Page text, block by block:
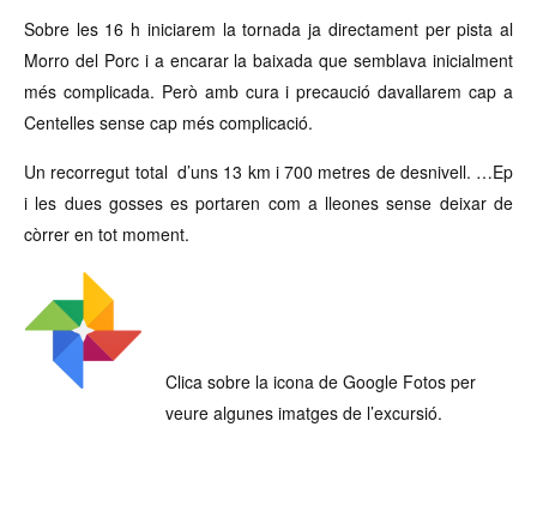
Sobre les 16 h iniciarem la tornada ja directament per pista al
Morro del Porc i a encarar la baixada que semblava inicialment
més complicada. Però amb cura i precaució davallarem cap a
Centelles sense cap més complicació.
Un recorregut total d’uns 13 km i 700 metres de desnivell. …Ep
i les dues gosses es portaren com a lleones sense deixar de
còrrer en tot moment.
Clica sobre la icona de Google Fotos per
veure algunes imatges de l’excursió.